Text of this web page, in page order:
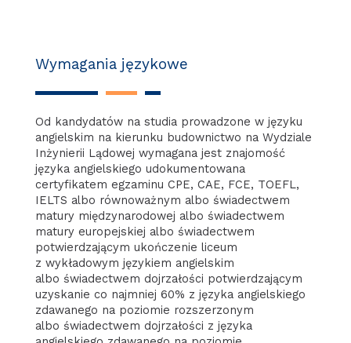
Wymagania językowe
Od kandydatów na studia prowadzone w języku
angielskim na kierunku budownictwo na Wydziale
Inżynierii Lądowej wymagana jest znajomość
języka angielskiego udokumentowana
certyfikatem egzaminu CPE, CAE, FCE, TOEFL,
IELTS albo równoważnym albo świadectwem
matury międzynarodowej albo świadectwem
matury europejskiej albo świadectwem
potwierdzającym ukończenie liceum
z wykładowym językiem angielskim
albo świadectwem dojrzałości potwierdzającym
uzyskanie co najmniej 60% z języka angielskiego
zdawanego na poziomie rozszerzonym
albo świadectwem dojrzałości z języka